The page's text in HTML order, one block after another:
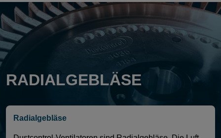
RADIALGEBLÄSE
Radialgebläse